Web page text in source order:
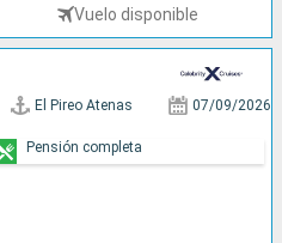
Vuelo disponible
El Pireo Atenas 07/09/2026
Pensión completa